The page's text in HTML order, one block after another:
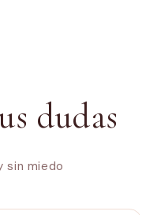
dudas
sin miedo